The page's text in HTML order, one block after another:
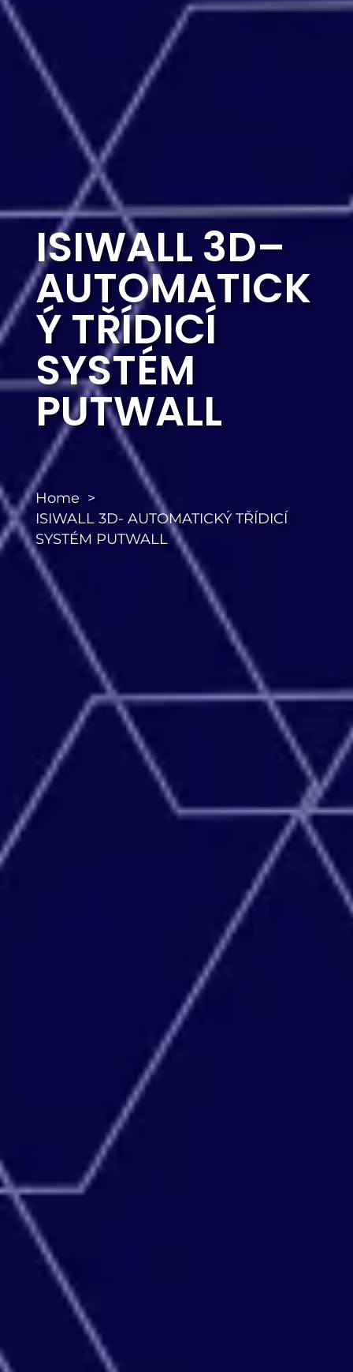
ISIWALL 3D–
AUTOMATICK
Ý TŘÍDICÍ
SYSTÉM
PUTWALL
Home
ISIWALL 3D- AUTOMATICKÝ TŘÍDICÍ
SYSTÉM PUTWALL